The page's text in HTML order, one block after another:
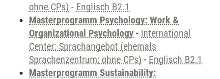
ohne CPs) - Englisch B2.1
Masterprogramm Psychology: Work &
Organizational Psychology - International
Center: Sprachangebot (ehemals
Sprachenzentrum; ohne CPs) - Englisch B2.1
Masterprogramm Sustainability: